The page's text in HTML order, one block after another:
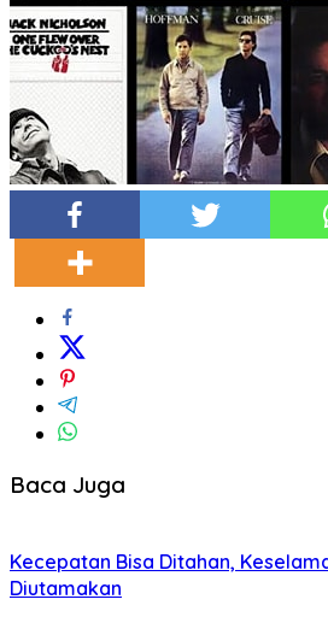
Baca Juga
Kecepatan Bisa Ditahan,
Diutamakan